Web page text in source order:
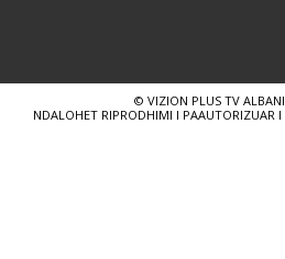
© VIZION PLUS TV
NDALOHET RIPRODHIMI I PAAUTORIZUAR I